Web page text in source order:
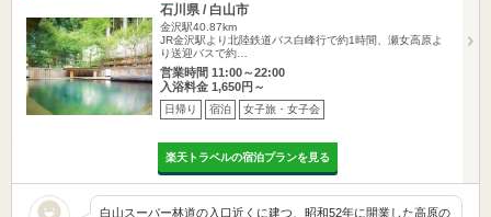
石川県 / 白山市
金沢駅40.87km
JR金沢駅より北陸鉄道バス白峰行で約1時間、瀬女高原よ
り送迎バスで約…
営業時間 11:00～22:00
入浴料金 1,650円～
日帰り 宿泊 女子旅・女子会
楽天トラベルの宿泊プランを見る
白山スーパー林道の入口近くに建つ、昭和52年に開業した高原の